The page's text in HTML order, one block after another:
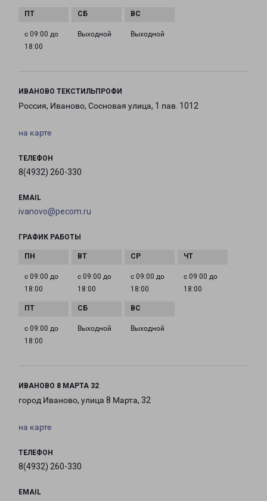
с 09:00 до
18:00
Выходной Выходной
ИВАНОВО ТЕКСТИЛЬПРОФИ
Россия, Иваново, Сосновая улица, 1 пав. 1012
на карте
ТЕЛЕФОН
8(4932) 260-330
EMAIL
ivanovo@pecom.ru
ГРАФИК РАБОТЫ
с 09:00 до
18:00
с 09:00 до
18:00
с 09:00 до
18:00
с 09:00 до
18:00
с 09:00 до
18:00
Выходной Выходной
ИВАНОВО 8 МАРТА 32
город Иваново, улица 8 Марта, 32
на карте
ТЕЛЕФОН
8(4932) 260-330
EMAIL